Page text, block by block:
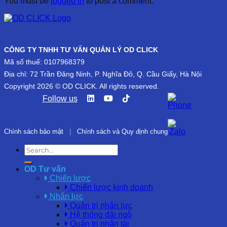
CÔNG TY TNHH TƯ VẤN QUẢN LÝ OD CLICK
Mã số thuế: 0107968379
Địa chỉ: 72 Trần Đăng Ninh, P. Nghĩa Đô, Q. Cầu Giấy, Hà Nội
Copyright 2026 © OD CLICK. All rights reserved.
Follow us
Chính sách bảo mật Chính sách và Quy định chung
OD Tư vấn
Chiến lược
Chiến lược kinh doanh
Nhân lực
Quản trị nhân lực
Hệ thống đãi ngộ
Quản trị nhân tài